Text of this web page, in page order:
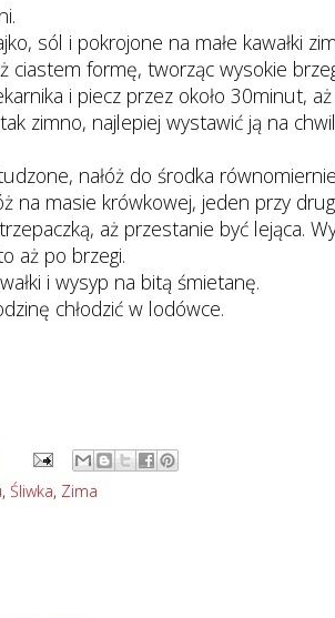
sól i pokrojone na małe kawałki
ciastem formę, tworząc wysokie
i piecz przez około 30minut,
zimno, najlepiej wystawić ją na
nałóż do środka
na masie krówkowej, jeden przy
aż przestanie być lejąca.
aż po brzegi.
i wysyp na bitą śmietanę.
chłodzić w lodówce.
, Śliwka, Zima